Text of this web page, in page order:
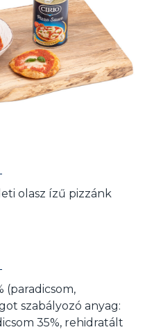
olasz ízű pizzánk
(paradicsom,
szabályozó anyag:
35%, rehidratált